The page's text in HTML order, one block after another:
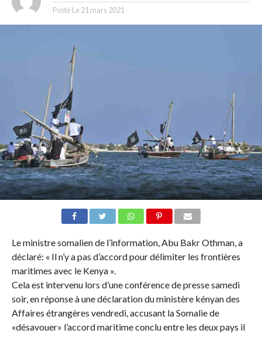
Posté Le 21 mars 2021
Le ministre somalien de l’information, Abu Bakr Othman, a
déclaré: « Il n’y a pas d’accord pour délimiter les frontières
maritimes avec le Kenya ».
Cela est intervenu lors d’une conférence de presse samedi
soir, en réponse à une déclaration du ministère kényan des
Affaires étrangères vendredi, accusant la Somalie de
«désavouer» l’accord maritime conclu entre les deux pays il